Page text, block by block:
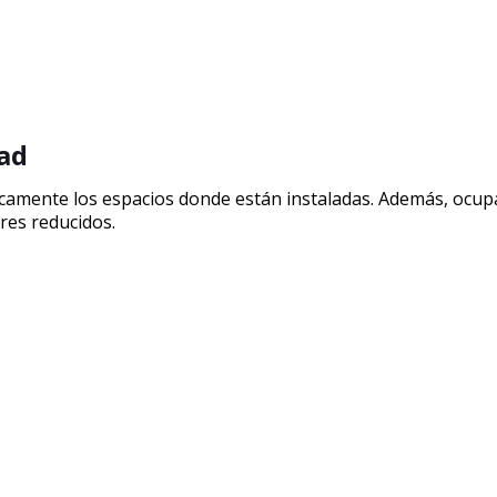
los espacios donde están instaladas. Además,
reducidos.